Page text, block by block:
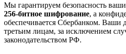
Мы гарантируем безопасность
256-битное шифрование, а
обеспечивается Сбербанком. Ваши
третьим лицам, за исключением
законодательством РФ.